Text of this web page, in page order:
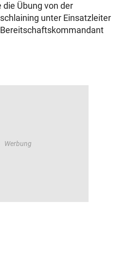
Übung von der
unter Einsatzleiter